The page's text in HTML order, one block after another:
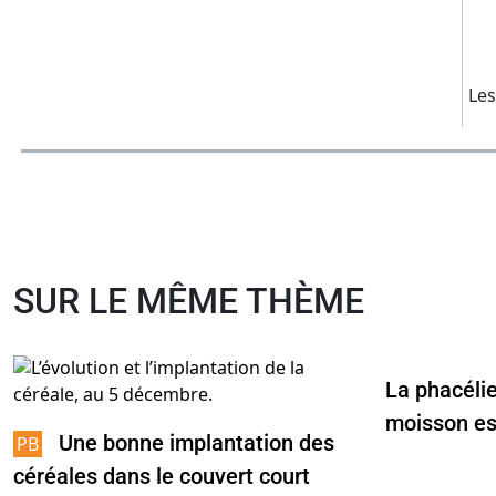
SUR LE MÊME THÈME
Une bonne implantation des
céréales dans le couvert court
La
moisson